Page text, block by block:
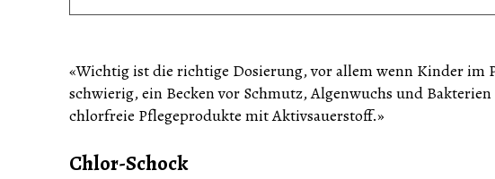
«Wichtig ist die richtige Dosierung, vor allem wenn Kinder im
schwierig, ein Becken vor Schmutz, Algenwuchs und
chlorfreie Pflegeprodukte mit Aktivsauerstoff.»
Chlor-Schock